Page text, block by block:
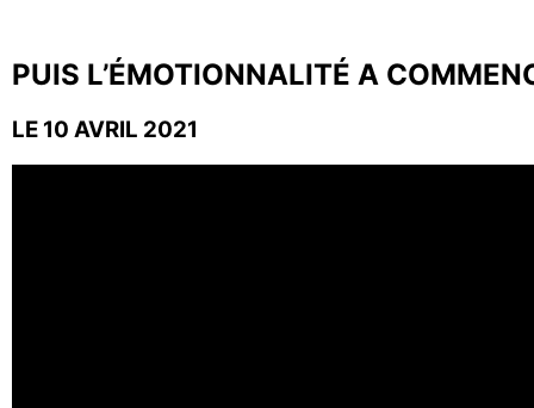
PUIS L’ÉMOTIONNALITÉ A
LE 10 AVRIL 2021